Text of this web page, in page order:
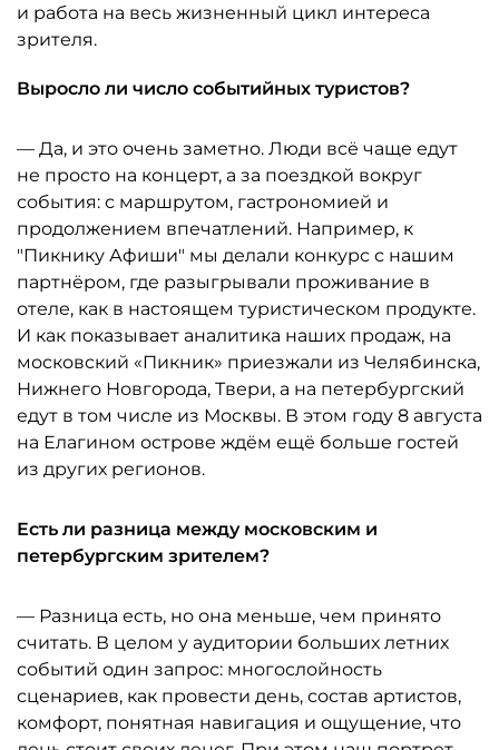
и работа на весь жизненный цикл интереса
зрителя.
Выросло ли число событийных туристов?
— Да, и это очень заметно. Люди всё чаще едут
не просто на концерт, а за поездкой вокруг
события: с маршрутом, гастрономией и
продолжением впечатлений. Например, к
"Пикнику Афиши" мы делали конкурс с нашим
партнёром, где разыгрывали проживание в
отеле, как в настоящем туристическом продукте.
И как показывает аналитика наших продаж, на
московский «Пикник» приезжали из Челябинска,
Нижнего Новгорода, Твери, а на петербургский
едут в том числе из Москвы. В этом году 8 августа
на Елагином острове ждём ещё больше гостей
из других регионов.
Есть ли разница между московским и
петербургским зрителем?
— Разница есть, но она меньше, чем принято
считать. В целом у аудитории больших летних
событий один запрос: многослойность
сценариев, как провести день, состав артистов,
комфорт, понятная навигация и ощущение, что